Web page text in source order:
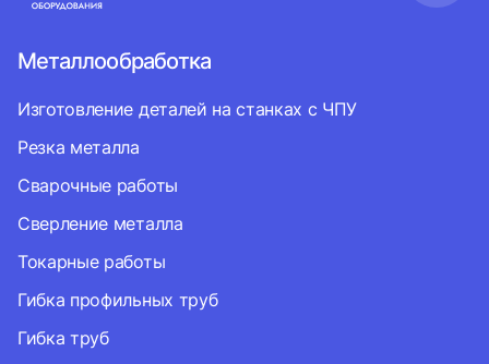
Металлообработка
Изготовление деталей на станках с ЧПУ
Резка металла
Сварочные работы
Сверление металла
Токарные работы
Гибка профильных труб
Гибка труб